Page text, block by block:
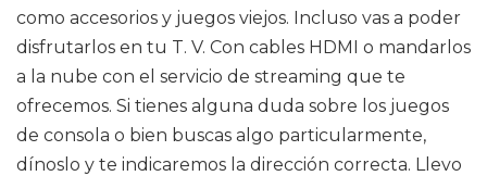
como accesorios y juegos viejos. Incluso vas a poder
disfrutarlos en tu T. V. Con cables HDMI o mandarlos
a la nube con el servicio de streaming que te
ofrecemos. Si tienes alguna duda sobre los juegos
de consola o bien buscas algo particularmente,
dínoslo y te indicaremos la dirección correcta. Llevo